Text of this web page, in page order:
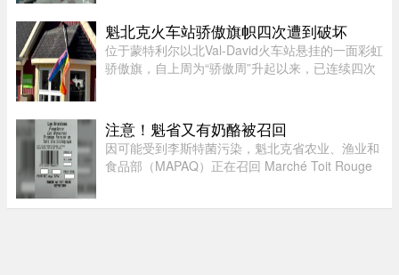
配和情感纠纷片段，《前浪》系列在做的其实是激
发大众重新审视每个人都将 ...
魁北克火车站骄傲旗帜四次遭到破坏
位于蒙特利尔以北Val-David火车站悬挂的一面彩虹
骄傲旗，自上周为“骄傲周”升起以来，已连续四次
月5日还加装了监控摄像头 ...
注意！魁省又有奶酪被召回
因可能受到李斯特菌污染，魁北克省农业、渔业和
食品部（MAPAQ）正在召回 Marché Toit Rouge